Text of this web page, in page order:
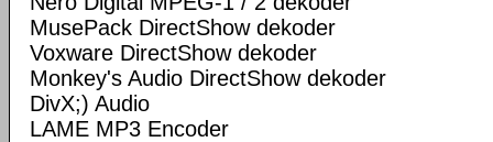
MusePack DirectShow dekoder
Voxware DirectShow dekoder
Monkey's Audio DirectShow dekoder
DivX;) Audio
LAME MP3 Encoder